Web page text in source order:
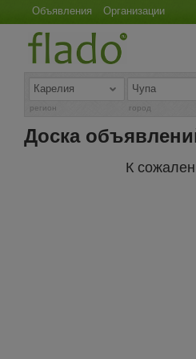
Объявления Организации
регион город
Доска
К